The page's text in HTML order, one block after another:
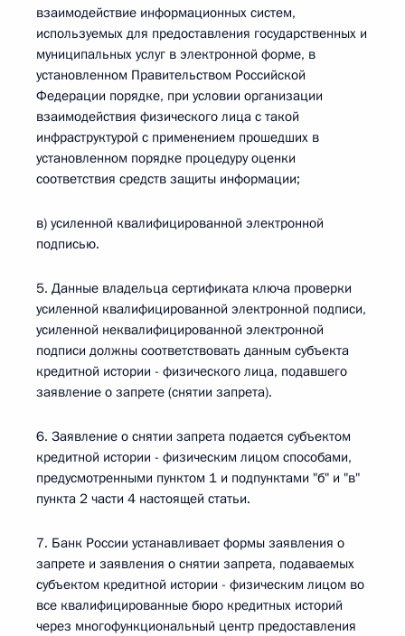
взаимодействие информационных систем,
используемых для предоставления государственных и
муниципальных услуг в электронной форме, в
установленном Правительством Российской
Федерации порядке, при условии организации
взаимодействия физического лица с такой
инфраструктурой с применением прошедших в
установленном порядке процедуру оценки
соответствия средств защиты информации;
в) усиленной квалифицированной электронной
подписью.
5. Данные владельца сертификата ключа проверки
усиленной квалифицированной электронной подписи,
усиленной неквалифицированной электронной
подписи должны соответствовать данным субъекта
кредитной истории - физического лица, подавшего
заявление о запрете (снятии запрета).
6. Заявление о снятии запрета подается субъектом
кредитной истории - физическим лицом способами,
предусмотренными пунктом 1 и подпунктами "б" и "в"
пункта 2 части 4 настоящей статьи.
7. Банк России устанавливает формы заявления о
запрете и заявления о снятии запрета, подаваемых
субъектом кредитной истории - физическим лицом во
все квалифицированные бюро кредитных историй
через многофункциональный центр предоставления